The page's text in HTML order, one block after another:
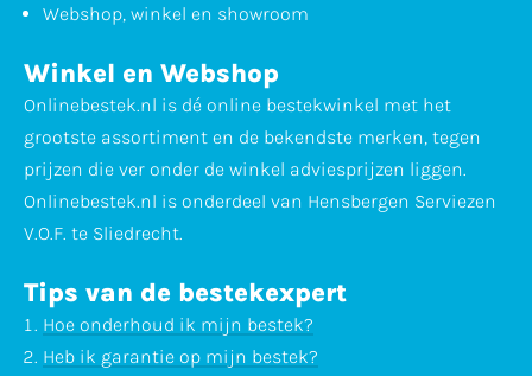
Webshop, winkel en showroom
Winkel en Webshop
Onlinebestek.nl is dé online bestekwinkel met het
grootste assortiment en de bekendste merken, tegen
prijzen die ver onder de winkel adviesprijzen liggen.
Onlinebestek.nl is onderdeel van Hensbergen Serviezen
V.O.F. te Sliedrecht.
Tips van de bestekexpert
Hoe onderhoud ik mijn bestek?
Heb ik garantie op mijn bestek?